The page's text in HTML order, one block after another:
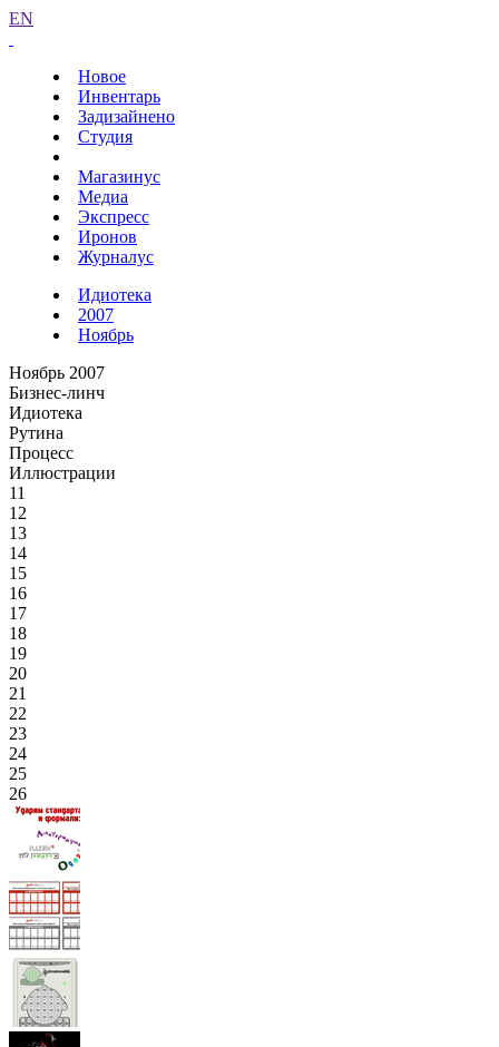
EN
Новое
Инвентарь
Задизайнено
Студия
Магазинус
Медиа
Экспресс
Иронов
Журналус
Идиотека
2007
Ноябрь
Ноябрь 2007
Бизнес-линч
Идиотека
Рутина
Процесс
Иллюстрации
11
12
13
14
15
16
17
18
19
20
21
22
23
24
25
26